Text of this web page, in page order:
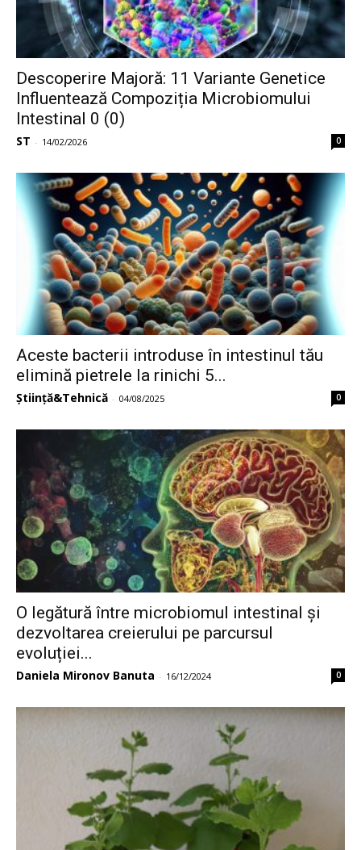
Descoperire Majoră: 11 Variante Genetice
Influentează Compoziția Microbiomului
Intestinal 0 (0)
ST - 14/02/2026 0
Aceste bacterii introduse în intestinul tău
elimină pietrele la rinichi 5...
Știință&Tehnică - 04/08/2025 0
O legătură între microbiomul intestinal și
dezvoltarea creierului pe parcursul
evoluției...
Daniela Mironov Banuta - 16/12/2024 0